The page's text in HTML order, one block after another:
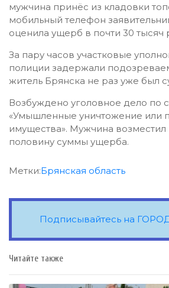
мужчина принёс из кладовки
мобильный телефон
оценила ущерб в почти 30 тысяч
За пару часов участковые
полиции задержали
житель Брянска не раз уже был
Возбуждено уголовное дело по
«Умышленные уничтожение или
имущества». Мужчина
половину суммы ущерба.
Метки:Брянская область
Подписывайтесь на
Читайте также